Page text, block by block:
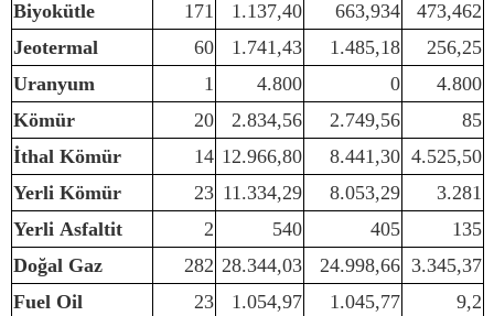
Biyokütle 171 1.137,40 663,934
473,462
Jeotermal
60 1.741,43 1.485,18
256,25
Uranyum
1 4.800 0
4.800
Kömür
20 2.834,56 2.749,56
85
İthal Kömür
14 12.966,80 8.441,30 4.525,50
Yerli Kömür
23 11.334,29 8.053,29
3.281
Yerli Asfaltit
2 540 405
135
Doğal Gaz
282 28.344,03 24.998,66 3.345,37
Fuel Oil
23 1.054,97 1.045,77
9,2